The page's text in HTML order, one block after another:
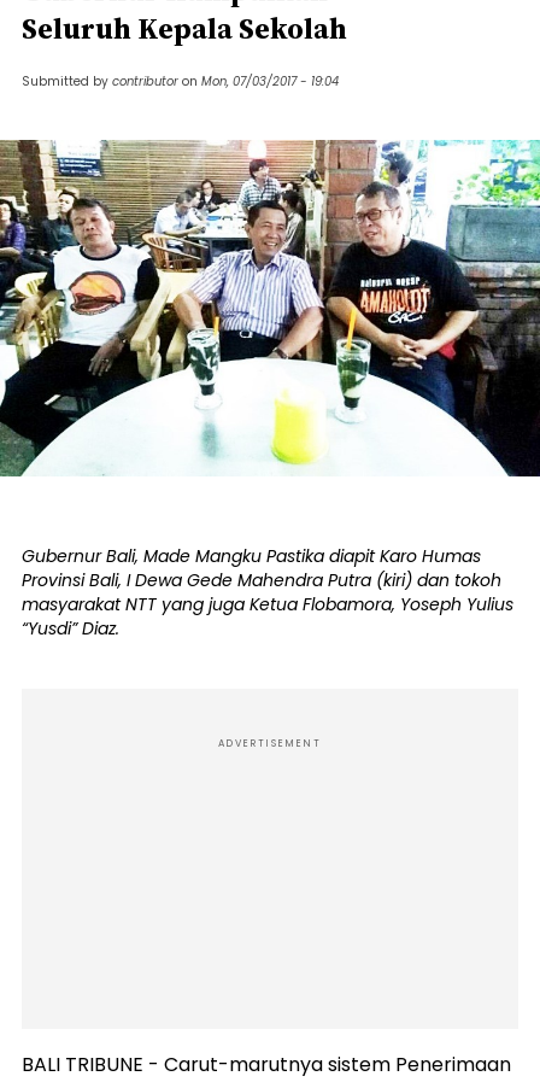
Seluruh Kepala Sekolah
Submitted by contributor on Mon, 07/03/2017 - 19:04
Gubernur Bali, Made Mangku Pastika diapit Karo Humas
Provinsi Bali, I Dewa Gede Mahendra Putra (kiri) dan tokoh
masyarakat NTT yang juga Ketua Flobamora, Yoseph Yulius
“Yusdi” Diaz.
ADVERTISEMENT
BALI TRIBUNE - Carut-marutnya sistem Penerimaan